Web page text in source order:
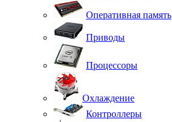
Оперативная память
Приводы
Процессоры
Охлаждение
Контроллеры